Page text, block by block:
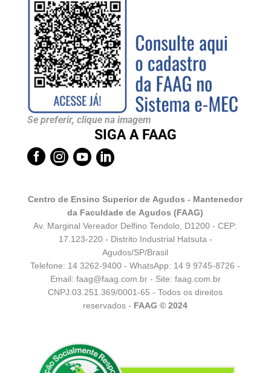
Se preferir, clique na imagem
SIGA A FAAG
   
Centro de Ensino Superior de Agudos - Mantenedor
da Faculdade de Agudos (FAAG)
Av. Marginal Vereador Delfino Tendolo, D1200 - CEP:
17.123-220 - Distrito Industrial Hatsuta -
Agudos/SP/Brasil
Telefone: 14 3262-9400 - WhatsApp: 14 9 9745-8726-
Email: faag@faag.com.br- Site: faag.com.br
CNPJ:03.251.369/0001-65 - Todos os direitos
reservados - FAAG © 2024